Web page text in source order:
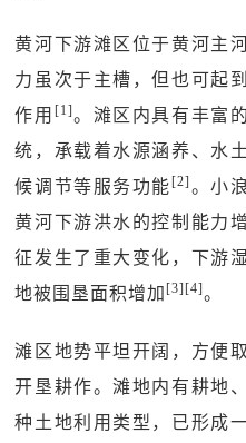
黄河下游滩区位于黄河主
力虽次于主槽，但也可起
作用 [1]。滩区内具有丰富
统，承载着水源涵养、水
候调节等服务功能 [2] 。小
黄河下游洪水的控制能力
征发生了重大变化，下游
地被围垦面积增加 [3][4]。
滩区地势平坦开阔，方便
开垦耕作。滩地内有耕地
种土地利用类型，已形成